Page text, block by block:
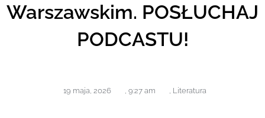
Warszawskim. POSŁUCHAJ
PODCASTU!
19 maja, 2026 , 9:27 am , Literatura